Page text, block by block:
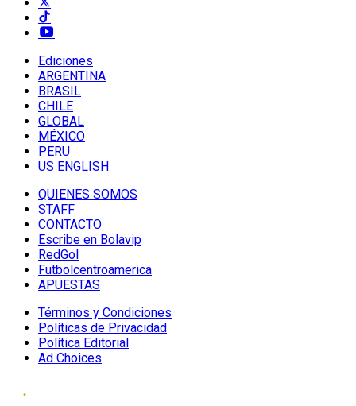
Ediciones
ARGENTINA
BRASIL
CHILE
GLOBAL
MÉXICO
PERU
US ENGLISH
QUIENES SOMOS
STAFF
CONTACTO
Escribe en Bolavip
RedGol
Futbolcentroamerica
APUESTAS
Términos y Condiciones
Políticas de Privacidad
Política Editorial
Ad Choices